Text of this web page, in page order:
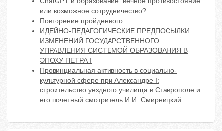
или возможное сотрудничество?
Повторение пройденного
ИДЕЙНО-ПЕДАГОГИЧЕСКИЕ ПРЕДПОСЫЛКИ
ИЗМЕНЕНИЙ ГОСУДАРСТВЕННОГО
УПРАВЛЕНИЯ СИСТЕМОЙ ОБРАЗОВАНИЯ В
ЭПОХУ ПЕТРА I
Провинциальная активность в социально-
культурной сфере при Александре I:
строительство уездного училища в Ставрополе и
его почетный смотритель И.И. Смирницкий